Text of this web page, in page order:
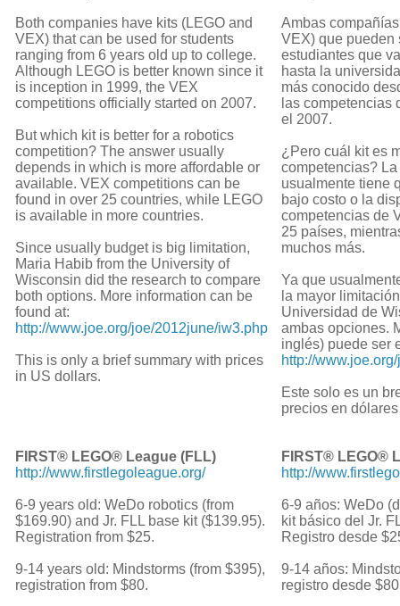
Both companies have kits (LEGO and
VEX) that can be used for students
ranging from 6 years old up to college.
Although LEGO is better known since it
is inception in 1999, the VEX
competitions officially started on 2007.
But which kit is better for a robotics
competition? The answer usually
depends in which is more affordable or
available. VEX competitions can be
found in over 25 countries, while LEGO
is available in more countries.
Since usually budget is big limitation,
Maria Habib from the University of
Wisconsin did the research to compare
both options. More information can be
found at:
http://www.joe.org/joe/2012june/iw3.php
This is only a brief summary with prices
in US dollars.
Ambas
VEX) que pueden
estudiantes que
hasta la
más conocido
las competencias
el 2007.
¿Pero cuál kit es
competencias?
usualmente tiene
bajo costo o la
competencias de
25 países,
muchos más.
Ya que
la mayor
Universidad de
ambas opciones.
inglés) puede ser
http://
Este solo es un
precios en
FIRST® LEGO® League (FLL)
http://www.firstlegoleague.org/
6-9 years old: WeDo robotics (from
$169.90) and Jr. FLL base kit ($139.95).
Registration from $25.
9-14 years old: Mindstorms (from $395),
registration from $80.
FIRST® LEGO®
http://
6-9 años: WeDo
kit básico del Jr.
Registro desde
9-14 años:
registro desde